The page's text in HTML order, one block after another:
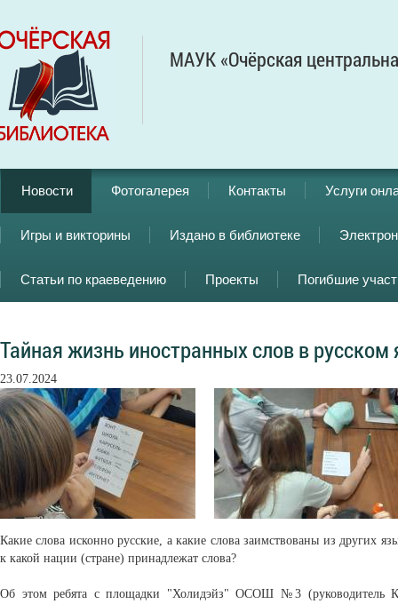
МАУК «Очёрская
Новости Фотогалерея Контакты Услуги
Игры и викторины Издано в библиотеке
Статьи по краеведению Проекты Погибшие
Тайная жизнь иностранных слов в русском
23.07.2024
Какие слова исконно русские, а какие слова заимствованы из других
к какой нации (стране) принадлежат слова?
Об этом ребята с площадки "Холидэйз" ОСОШ №3 (руководитель